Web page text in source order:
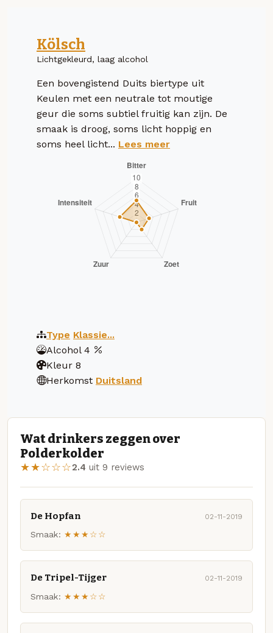
Kölsch
Lichtgekleurd, laag alcohol
Een bovengistend Duits biertype uit
Keulen met een neutrale tot moutige
geur die soms subtiel fruitig kan zijn. De
smaak is droog, soms licht hoppig en
soms heel licht... Lees meer
Type Klassie...
Alcohol 4
Kleur 8
Herkomst Duitsland
Wat drinkers zeggen over
Polderkolder
★★☆☆☆2.4 uit 9 reviews
De Hopfan 02-11-2019
Smaak: ★★★☆☆
De Tripel-Tijger 02-11-2019
Smaak: ★★★☆☆